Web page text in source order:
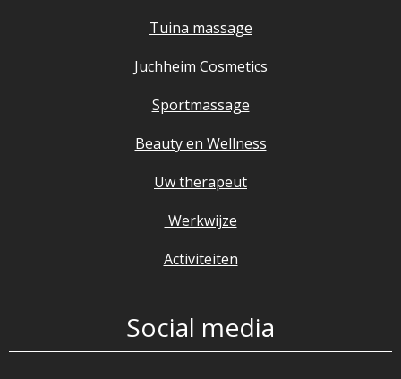
Tuina massage
Juchheim Cosmetics
Sportmassage
Beauty en Wellness
Uw therapeut
Werkwijze
Activiteiten
Social media